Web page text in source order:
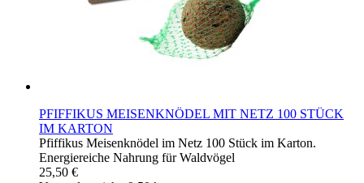
PFIFFIKUS MEISENKNÖDEL MIT NETZ 100 STÜCK
IM KARTON
Pfiffikus Meisenknödel im Netz 100 Stück im Karton.
Energiereiche Nahrung für Waldvögel
25,50 €